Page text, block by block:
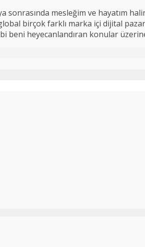
sonrasında mesleğim ve hayatım
birçok farklı marka içi dijital
heyecanlandıran konular